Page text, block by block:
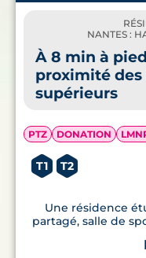
NANTES :
À 8 min à
proximité
supérieurs
PTZ DONATION
T1 T2
Une résidence
partagé, salle de